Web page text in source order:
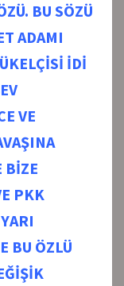
BU SÖZÜ
ADAMI
İDİ
VE
BİZE
PKK
BU ÖZLÜ